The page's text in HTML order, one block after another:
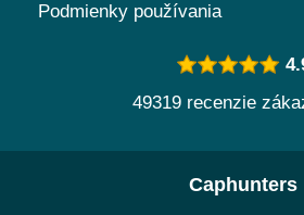
Podmienky používania
49319 recenzie
Caphunters